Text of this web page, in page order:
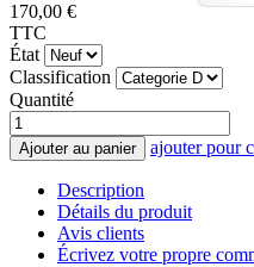
170,00 €
TTC
État
Classification
Quantité
Ajouter au panier ajouter pour
Description
Détails du produit
Avis clients
Écrivez votre propre